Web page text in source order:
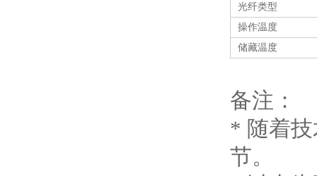
光纤类型
操作温度
储藏温度
备注：
* 随着
节。